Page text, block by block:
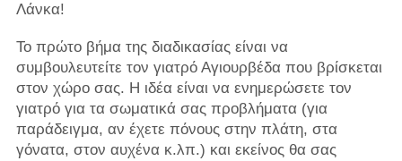
Λάνκα!
Το πρώτο βήμα της διαδικασίας είναι να
συμβουλευτείτε τον γιατρό Αγιουρβέδα που βρίσκεται
στον χώρο σας. Η ιδέα είναι να ενημερώσετε τον
γιατρό για τα σωματικά σας προβλήματα (για
παράδειγμα, αν έχετε πόνους στην πλάτη, στα
γόνατα, στον αυχένα κ.λπ.) και εκείνος θα σας